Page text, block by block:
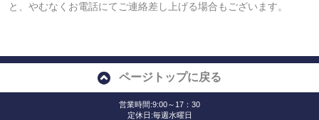
と、やむなくお電話にてご連絡差し上げる場合もございます。
ページトップに戻る
営業時間:9:00～17：30
定休日:毎週水曜日